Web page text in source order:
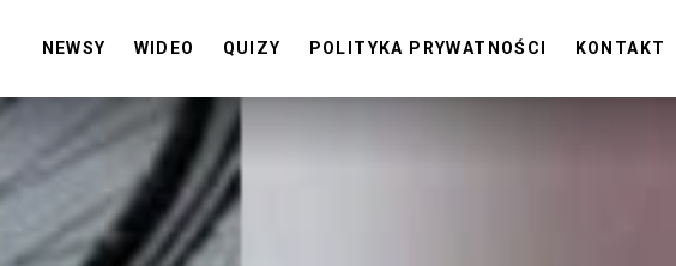
NEWSY WIDEO QUIZY POLITYKA PRYWATNOŚCI KONTAKT